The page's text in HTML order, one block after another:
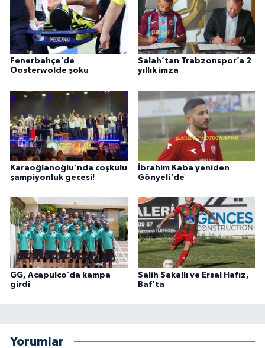
Fenerbahçe'de
Oosterwolde şoku
Salah’tan Trabzonspor’a 2
yıllık imza
Karaoğlanoğlu'nda coşkulu
şampiyonluk gecesi!
İbrahim Kaba yeniden
Gönyeli'de
GG, Acapulco’da kampa
girdi
Salih Sakallı ve Ersal Hafız,
Baf’ta
Yorumlar